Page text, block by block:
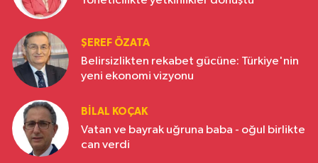
ŞEREF ÖZATA
Belirsizlikten rekabet gücüne: Türkiye'nin
yeni ekonomi vizyonu
BILAL KOÇAK
Vatan ve bayrak uğruna baba - oğul birlikte
can verdi